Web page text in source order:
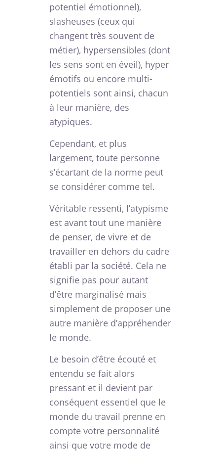
potentiel émotionnel),
slasheuses (ceux qui
changent très souvent de
métier), hypersensibles (dont
les sens sont en éveil), hyper
émotifs ou encore multi-
potentiels sont ainsi, chacun
à leur manière, des
atypiques.
Cependant, et plus
largement, toute personne
s’écartant de la norme peut
se considérer comme tel.
Véritable ressenti, l’atypisme
est avant tout une manière
de penser, de vivre et de
travailler en dehors du cadre
établi par la société. Cela ne
signifie pas pour autant
d’être marginalisé mais
simplement de proposer une
autre manière d’appréhender
le monde.
Le besoin d’être écouté et
entendu se fait alors
pressant et il devient par
conséquent essentiel que le
monde du travail prenne en
compte votre personnalité
ainsi que votre mode de